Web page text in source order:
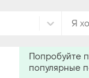
Хендмейд
Попробуйте
популярные